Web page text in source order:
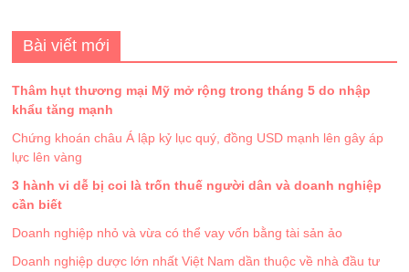
Bài viết mới
Thâm hụt thương mại Mỹ mở rộng trong tháng 5 do nhập
khẩu tăng mạnh
Chứng khoán châu Á lập kỷ lục quý, đồng USD mạnh lên gây áp
lực lên vàng
3 hành vi dễ bị coi là trốn thuế người dân và doanh nghiệp
cần biết
Doanh nghiệp nhỏ và vừa có thể vay vốn bằng tài sản ảo
Doanh nghiệp dược lớn nhất Việt Nam dần thuộc về nhà đầu tư